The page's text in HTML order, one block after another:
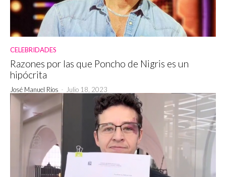
CELEBRIDADES
Razones por las que Poncho de Nigris es un
hipócrita
José Manuel Ríos - Julio 18, 2023